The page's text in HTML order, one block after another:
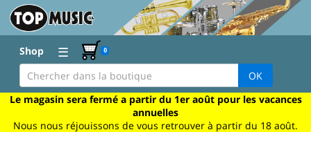
Shop ☰ 0
OK
Le magasin sera fermé a partir du 1er août pour les vacances
annuelles
Nous nous réjouissons de vous retrouver à partir du 18 août.